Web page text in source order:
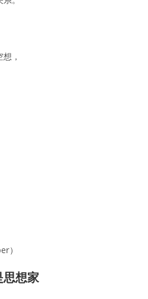
，
）
思想家